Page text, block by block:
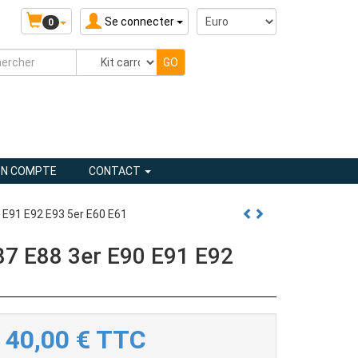
Se connecter
0
COMPTE CONTACT
E92 E93 5er E60 E61
E88 3er E90 E91 E92
40,00 € TTC